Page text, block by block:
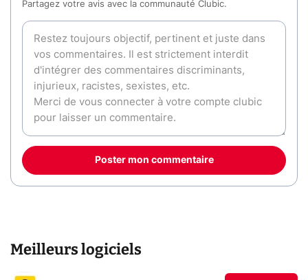
Partagez votre avis avec la communauté Clubic.
Poster mon commentaire
Meilleurs logiciels